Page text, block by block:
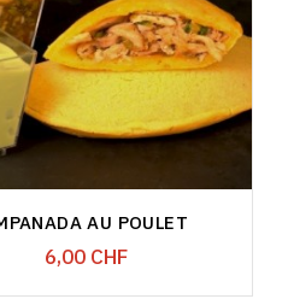
AU POULET
Prix
6,00 CHF